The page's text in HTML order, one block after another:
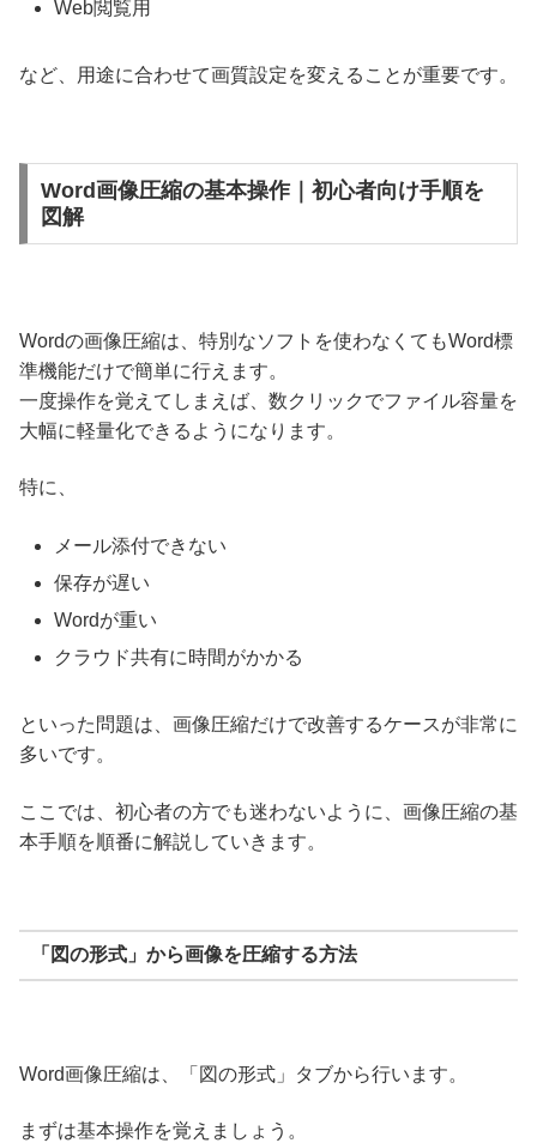
Web閲覧用
など、用途に合わせて画質設定を変えることが重要です。
Word画像圧縮の基本操作｜初心者向け手順を
図解
Wordの画像圧縮は、特別なソフトを使わなくてもWord標
準機能だけで簡単に行えます。
一度操作を覚えてしまえば、数クリックでファイル容量を
大幅に軽量化できるようになります。
特に、
メール添付できない
保存が遅い
Wordが重い
クラウド共有に時間がかかる
といった問題は、画像圧縮だけで改善するケースが非常に
多いです。
ここでは、初心者の方でも迷わないように、画像圧縮の基
本手順を順番に解説していきます。
「図の形式」から画像を圧縮する方法
Word画像圧縮は、「図の形式」タブから行います。
まずは基本操作を覚えましょう。